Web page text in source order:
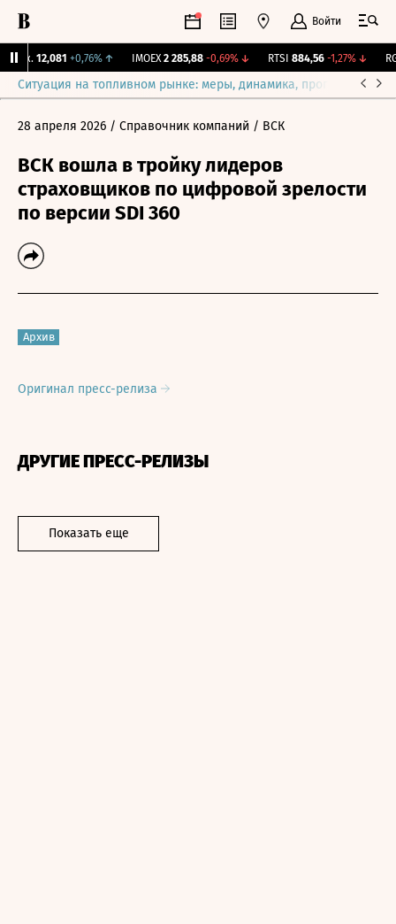
Войти
12,081 +0,76%↑ IMOEX 2 285,88 -0,69%↓ RTSI 884,56 -1,27%↓
Ситуация на топливном рынке: меры, динамика, прогнозы
28 апреля 2026 / Справочник компаний / ВСК
ВСК вошла в тройку лидеров
страховщиков по цифровой зрелости
по версии SDI 360
Архив
Оригинал пресс-релиза
ДРУГИЕ ПРЕСС-РЕЛИЗЫ
Показать еще